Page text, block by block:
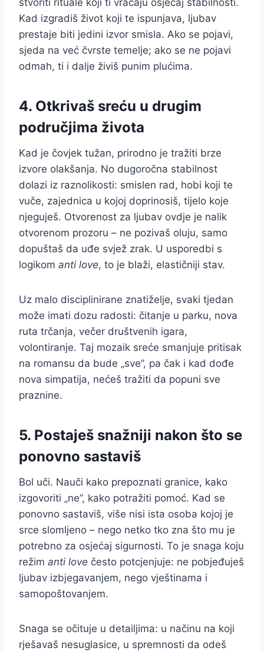
Kad izgradiš život koji te ispunjava, ljubav
prestaje biti jedini izvor smisla. Ako se pojavi,
sjeda na već čvrste temelje; ako se ne pojavi
odmah, ti i dalje živiš punim plućima.
4. Otkrivaš sreću u drugim
područjima života
Kad je čovjek tužan, prirodno je tražiti brze
izvore olakšanja. No dugoročna stabilnost
dolazi iz raznolikosti: smislen rad, hobi koji te
vuče, zajednica u kojoj doprinosiš, tijelo koje
njeguješ. Otvorenost za ljubav ovdje je nalik
otvorenom prozoru – ne pozivaš oluju, samo
dopuštaš da uđe svjež zrak. U usporedbi s
logikom anti love, to je blaži, elastičniji stav.
Uz malo disciplinirane znatiželje, svaki tjedan
može imati dozu radosti: čitanje u parku, nova
ruta trčanja, večer društvenih igara,
volontiranje. Taj mozaik sreće smanjuje pritisak
na romansu da bude „sve”, pa čak i kad dođe
nova simpatija, nećeš tražiti da popuni sve
praznine.
5. Postaješ snažniji nakon što se
ponovno sastaviš
Bol uči. Nauči kako prepoznati granice, kako
izgovoriti „ne”, kako potražiti pomoć. Kad se
ponovno sastaviš, više nisi ista osoba kojoj je
srce slomljeno – nego netko tko zna što mu je
potrebno za osjećaj sigurnosti. To je snaga koju
režim anti love često potcjenjuje: ne pobjeđuješ
ljubav izbjegavanjem, nego vještinama i
samopoštovanjem.
Snaga se očituje u detailjima: u načinu na koji
rješavaš nesuglasice, u spremnosti da odeš